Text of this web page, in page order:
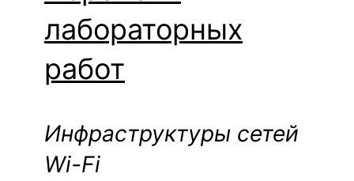
лабораторных
работ
Инфраструктуры сетей
Wi-Fi